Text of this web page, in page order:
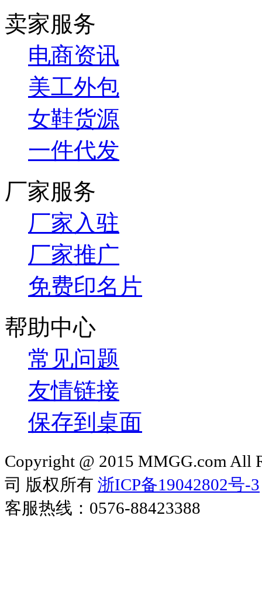
卖家服务
电商资讯
美工外包
女鞋货源
一件代发
厂家服务
厂家入驻
厂家推广
免费印名片
帮助中心
常见问题
友情链接
保存到桌面
Copyright @ 2015 MMGG.com All
司 版权所有 浙ICP备19042802号-3
客服热线：0576-88423388